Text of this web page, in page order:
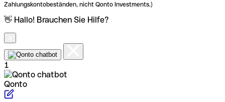
Zahlungskontobeständen, nicht Qonto Investments.)
👋 Hallo! Brauchen Sie Hilfe?
1
Qonto